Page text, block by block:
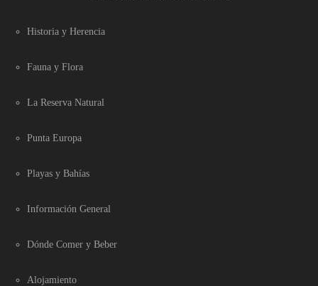
Historia y Herencia
Fauna y Flora
La Reserva Natural
Punta Europa
Playas y Bahías
Información General
Dónde Comer y Beber
Alojamiento